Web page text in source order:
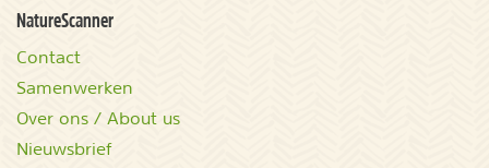
NatureScanner
Contact
Samenwerken
Over ons / About us
Nieuwsbrief